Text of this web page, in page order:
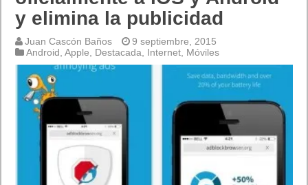
y elimina la publicidad
Juan Cascón Baños
9 septiembre, 2015
Android ,Apple Destacada Internet Móviles